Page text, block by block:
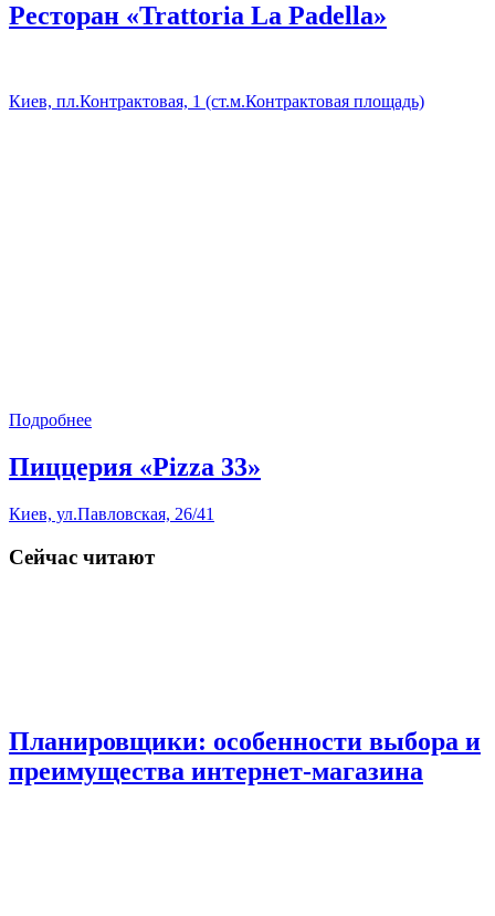
Ресторан «Trattoria La Padella»
Киев, пл.Контрактовая, 1 (ст.м.Контрактовая площадь)
Подробнее
Пиццерия «Pizza 33»
Киев, ул.Павловская, 26/41
Сейчас читают
Планировщики: особенности выбора и
преимущества интернет-магазина